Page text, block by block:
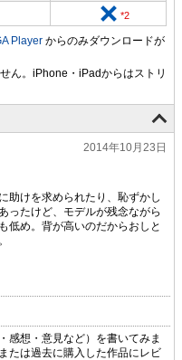
Player からのみダウンロードが
2014年10月23日
助けを求められたり、恥ずかし
ったけど、モデルが残念ながら
低め。背が高いのだからおしと
感想・意見など）を書いてみま
たは過去に購入した作品にレビ